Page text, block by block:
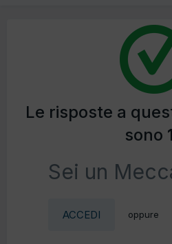
Le risposte a
sono
Sei un
ACCEDI oppure